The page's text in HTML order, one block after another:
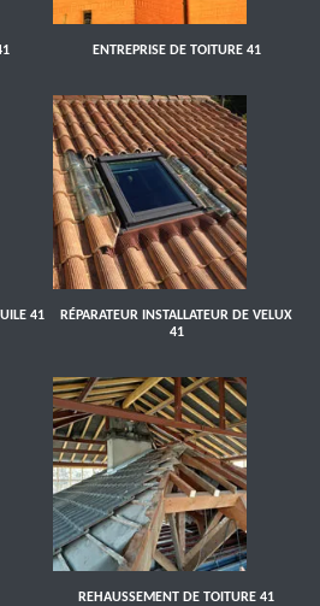
ENTREPRISE DE TOITURE 41
41
RÉPARATEUR INSTALLATEUR DE VELUX
41
REHAUSSEMENT DE TOITURE 41